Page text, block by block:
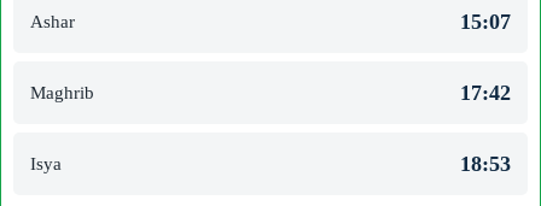
Ashar 15:07
Maghrib 17:42
Isya 18:53